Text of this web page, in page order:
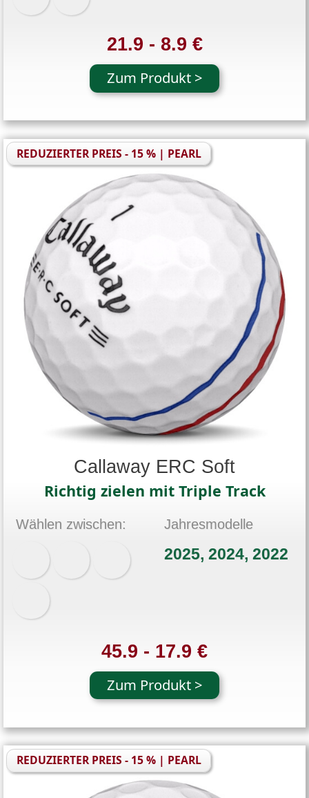
21.9 - 8.9 €
Zum Produkt >
Callaway ERC Soft
REDUZIERTER PREIS - 15 % | PEARL
Richtig zielen mit Triple Track
Wählen zwischen: Jahresmodelle
2025, 2024, 2022
45.9 - 17.9 €
Zum Produkt >
REDUZIERTER PREIS - 15 % | PEARL